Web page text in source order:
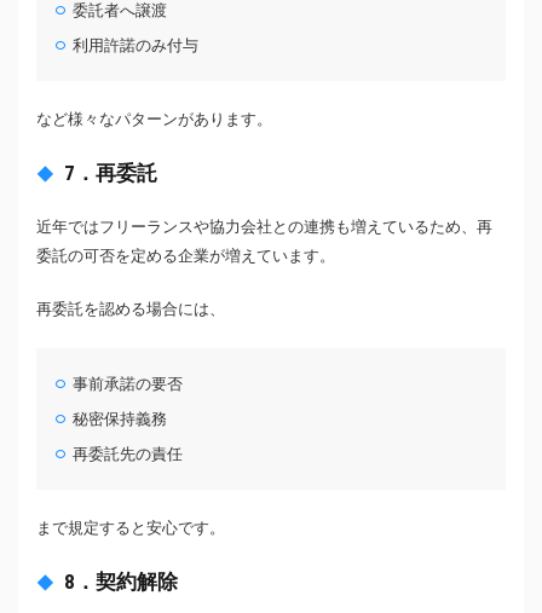
委託者へ譲渡
利用許諾のみ付与
など様々なパターンがあります。
7．再委託
近年ではフリーランスや協力会社との連携も増えているため、再
委託の可否を定める企業が増えています。
再委託を認める場合には、
事前承諾の要否
秘密保持義務
再委託先の責任
まで規定すると安心です。
8．契約解除